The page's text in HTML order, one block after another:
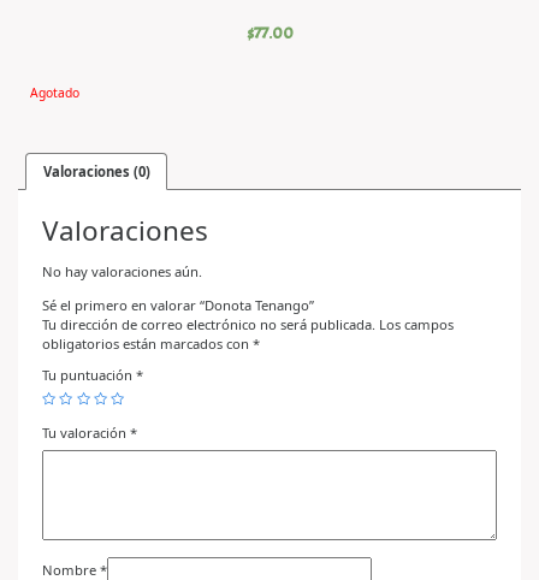
$77.00
Agotado
Valoraciones (0)
Valoraciones
No hay valoraciones aún.
Sé el primero en valorar “Donota Tenango”
Tu dirección de correo electrónico no será publicada. Los campos
obligatorios están marcados con *
Tu puntuación *
Tu valoración *
Nombre *